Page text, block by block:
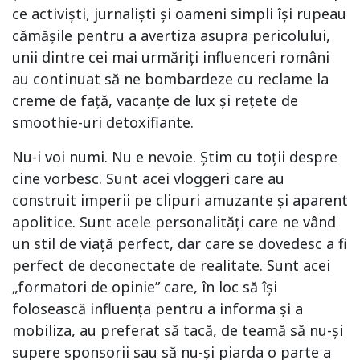
ce activiști, jurnaliști și oameni simpli își rupeau
cămășile pentru a avertiza asupra pericolului,
unii dintre cei mai urmăriți influenceri români
au continuat să ne bombardeze cu reclame la
creme de față, vacanțe de lux și rețete de
smoothie-uri detoxifiante.
Nu-i voi numi. Nu e nevoie. Știm cu toții despre
cine vorbesc. Sunt acei vloggeri care au
construit imperii pe clipuri amuzante și aparent
apolitice. Sunt acele personalități care ne vând
un stil de viață perfect, dar care se dovedesc a fi
perfect de deconectate de realitate. Sunt acei
„formatori de opinie” care, în loc să își
folosească influența pentru a informa și a
mobiliza, au preferat să tacă, de teamă să nu-și
supere sponsorii sau să nu-și piarda o parte a